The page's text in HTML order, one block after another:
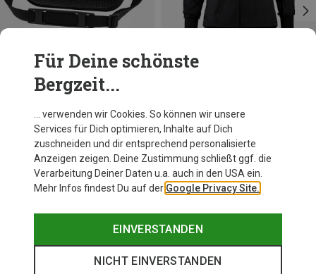
Ultimate Six High-Vis Fahrradtasche
124,95 €
Für Deine schönste
Bergzeit...
… verwenden wir Cookies. So können wir unsere
Services für Dich optimieren, Inhalte auf Dich
zuschneiden und dir entsprechend personalisierte
Anzeigen zeigen. Deine Zustimmung schließt ggf. die
Verarbeitung Deiner Daten u.a. auch in den USA ein.
Mehr Infos findest Du auf der Google Privacy Site.
EINVERSTANDEN
NICHT EINVERSTANDEN